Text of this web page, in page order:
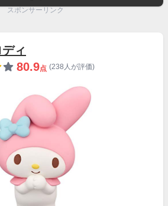
スポンサーリンク
ィ
80.9点 (238人が評価)